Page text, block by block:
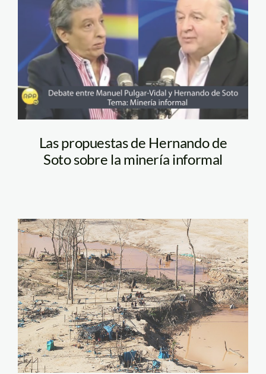
pulgarvidal y de
soto_RPP
Las propuestas de Hernando de
Soto sobre la minería informal